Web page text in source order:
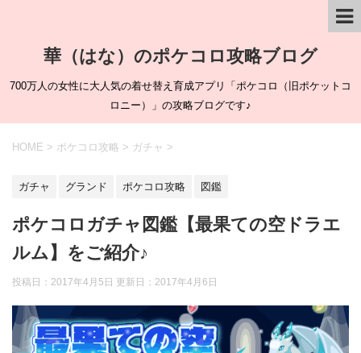
華（はな）のポケコロ攻略ブログ
700万人の女性に大人気の着せ替え育成アプリ「ポケコロ（旧ポケットコ
ロニー）」の攻略ブログです♪
HOME > ポケコロ攻略 > ガチャ >
ガチャ グランド ポケコロ攻略 図鑑
ポケコロガチャ図鑑【最果ての空ドラエ
ルム】をご紹介♪
投稿日：2017年4月5日 更新日： 2017年4月6日